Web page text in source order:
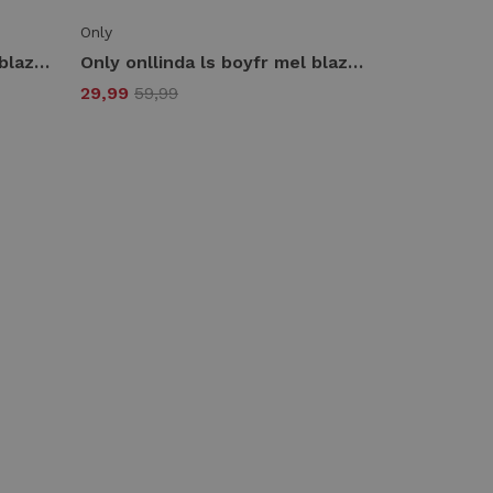
Only onllinda ls boyfr mel blazer tlr noos Blazers fungi
Only
Only onllinda ls boyfr mel blazer tlr noos Blazers vintage indigo
29,99 59,99